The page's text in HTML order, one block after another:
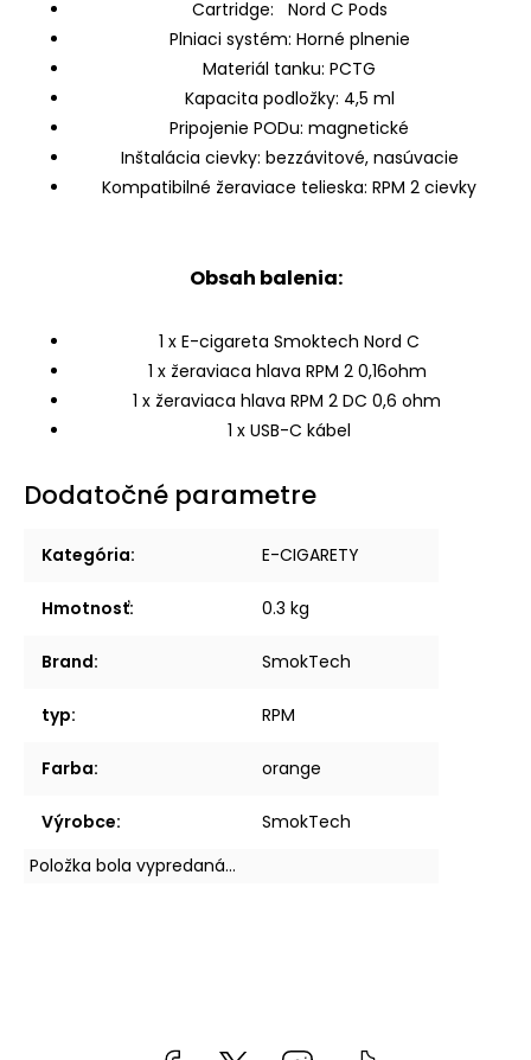
Cartridge: Nord C Pods
Plniaci systém: Horné plnenie
Materiál tanku: PCTG
Kapacita podložky: 4,5 ml
Pripojenie PODu: magnetické
Inštalácia cievky: bezzávitové, nasúvacie
Kompatibilné žeraviace telieska: RPM 2 cievky
Obsah balenia:
1 x E-cigareta Smoktech Nord C
1 x žeraviaca hlava RPM 2 0,16ohm
1 x žeraviaca hlava RPM 2 DC 0,6 ohm
1 x USB-C kábel
Dodatočné parametre
Kategória: E-CIGARETY
Hmotnosť: 0.3 kg
Brand: SmokTech
typ: RPM
Farba: orange
Výrobce:
SmokTech
Položka bola vypredaná…